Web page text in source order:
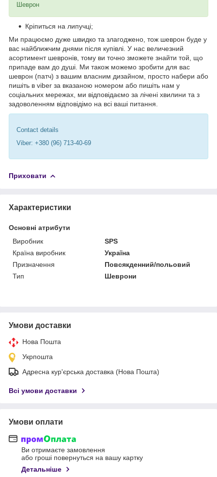
Шеврон
Кріпиться на липучці;
Ми працюємо дуже швидко та злагоджено, тож шеврон буде у
вас найближчим днями після купівлі. У нас величезний
асортимент шевронів, тому ви точно зможете знайти той, що
припаде вам до душі. Ми також можемо зробити для вас
шеврон (патч) з вашим власним дизайном, просто набери або
пишіть в viber за вказаною номером або пишіть нам у
соціальних мережах, ми відповідаємо за лічені хвилини та з
задоволенням відповідімо на всі ваші питання.
Contact details
Viber: +380 (96) 713-40-69
Приховати
Характеристики
Основні атрибути
Виробник
SPS
Країна виробник
Україна
Призначення
Повсякденний/польовий
Тип
Шеврони
Умови доставки
Нова Пошта
Укрпошта
Адресна кур'єрська доставка (Нова Пошта)
Всі умови доставки
Умови оплати
Ви отримаєте замовлення
або гроші повернуться на вашу картку
Детальніше